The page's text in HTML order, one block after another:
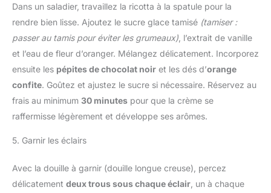
Dans un saladier, travaillez la ricotta à la spatule pour la
rendre bien lisse. Ajoutez le sucre glace tamisé (tamiser :
passer au tamis pour éviter les grumeaux) , l’extrait de vanille
et l’eau de fleur d’oranger. Mélangez délicatement. Incorporez
ensuite les pépites de chocolat noir et les dés d’orange
confite. Goûtez et ajustez le sucre si nécessaire. Réservez au
frais au minimum 30 minutes pour que la crème se
raffermisse légèrement et développe ses arômes.
5. Garnir les éclairs
Avec la douille à garnir (douille longue creuse), percez
délicatement deux trous sous chaque éclair , un à chaque